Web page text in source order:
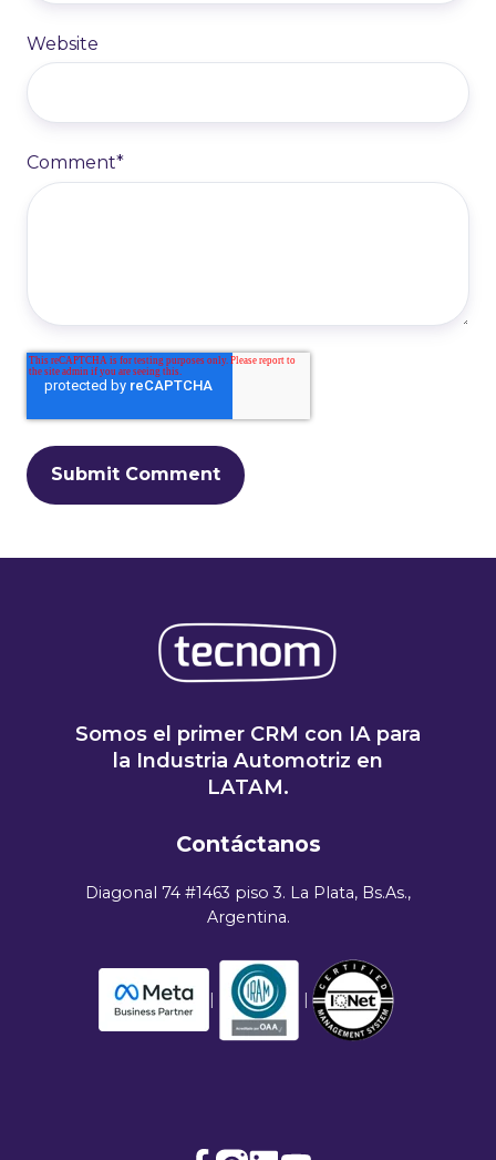
Website
Comment*
Somos el primer CRM con IA para
la Industria Automotriz en
LATAM.
Contáctanos
Diagonal 74 #1463 piso 3. La Plata, Bs.As.,
Argentina.
| |